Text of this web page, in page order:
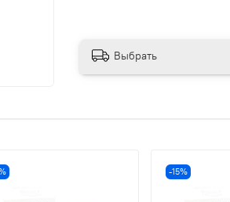
Выбрать
-15%